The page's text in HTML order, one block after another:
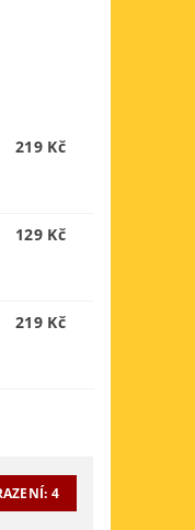
219 Kč
129 Kč
219 Kč
4